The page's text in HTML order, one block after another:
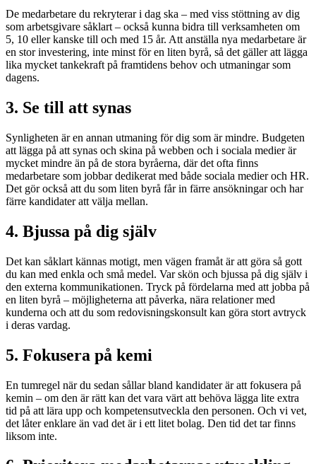
De medarbetare du rekryterar i dag ska – med viss stöttning av dig
som arbetsgivare såklart – också kunna bidra till verksamheten om
5, 10 eller kanske till och med 15 år. Att anställa nya medarbetare är
en stor investering, inte minst för en liten byrå, så det gäller att lägga
lika mycket tankekraft på framtidens behov och utmaningar som
dagens.
3. Se till att synas
Synligheten är en annan utmaning för dig som är mindre. Budgeten
att lägga på att synas och skina på webben och i sociala medier är
mycket mindre än på de stora byråerna, där det ofta finns
medarbetare som jobbar dedikerat med både sociala medier och HR.
Det gör också att du som liten byrå får in färre ansökningar och har
färre kandidater att välja mellan.
4. Bjussa på dig själv
Det kan såklart kännas motigt, men vägen framåt är att göra så gott
du kan med enkla och små medel. Var skön och bjussa på dig själv i
den externa kommunikationen. Tryck på fördelarna med att jobba på
en liten byrå – möjligheterna att påverka, nära relationer med
kunderna och att du som redovisningskonsult kan göra stort avtryck
i deras vardag.
5. Fokusera på kemi
En tumregel när du sedan sållar bland kandidater är att fokusera på
kemin – om den är rätt kan det vara värt att behöva lägga lite extra
tid på att lära upp och kompetensutveckla den personen. Och vi vet,
det låter enklare än vad det är i ett litet bolag. Den tid det tar finns
liksom inte.